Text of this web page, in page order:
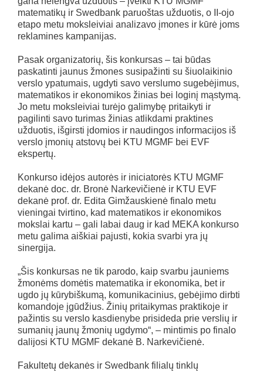
matematikų ir Swedbank paruoštas užduotis, o II-ojo
etapo metu moksleiviai analizavo įmones ir kūrė joms
reklamines kampanijas.
Pasak organizatorių, šis konkursas – tai būdas
paskatinti jaunus žmones susipažinti su šiuolaikinio
verslo ypatumais, ugdyti savo verslumo sugebėjimus,
matematikos ir ekonomikos žinias bei loginį mąstymą.
Jo metu moksleiviai turėjo galimybę pritaikyti ir
pagilinti savo turimas žinias atlikdami praktines
užduotis, išgirsti įdomios ir naudingos informacijos iš
verslo įmonių atstovų bei KTU MGMF bei EVF
ekspertų.
Konkurso idėjos autorės ir iniciatorės KTU MGMF
dekanė doc. dr. Bronė Narkevičienė ir KTU EVF
dekanė prof. dr. Edita Gimžauskienė finalo metu
vieningai tvirtino, kad matematikos ir ekonomikos
mokslai kartu – gali labai daug ir kad MEKA konkurso
metu galima aiškiai pajusti, kokia svarbi yra jų
sinergija.
„Šis konkursas ne tik parodo, kaip svarbu jauniems
žmonėms domėtis matematika ir ekonomika, bet ir
ugdo jų kūrybiškumą, komunikacinius, gebėjimo dirbti
komandoje įgūdžius. Žinių pritaikymas praktikoje ir
pažintis su verslo kasdienybe prisideda prie verslių ir
sumanių jaunų žmonių ugdymo“, – mintimis po finalo
dalijosi KTU MGMF dekanė B. Narkevičienė.
Fakultetų dekanės ir Swedbank filialų tinklų